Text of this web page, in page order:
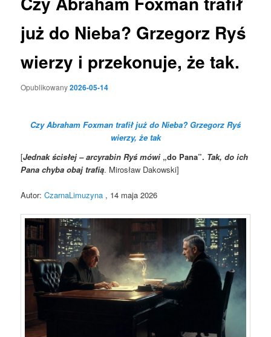
już do Nieba? Grzegorz Ryś
wierzy i przekonuje, że tak.
Opublikowany2026-05-14
Czy Abraham Foxman trafił już do Nieba? Grzegorz Ryś
wierzy, że tak
[Jednak ścisłej – arcyrabin Ryś mówi „do Pana”. Tak, do ich
Pana chyba obaj trafią. Mirosław Dakowski]
Autor:CzarnaLimuzyna , 14 maja 2026